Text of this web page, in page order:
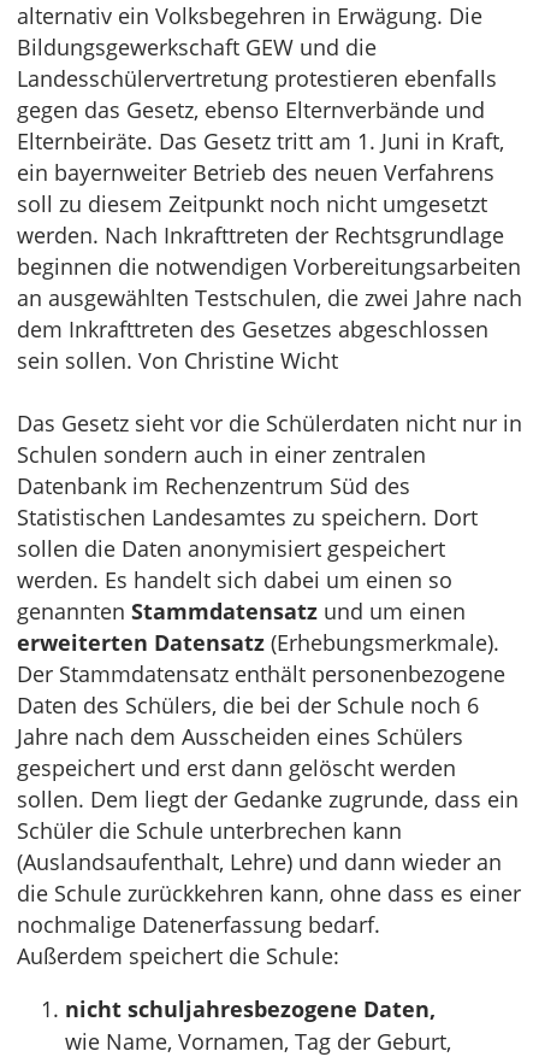
alternativ ein Volksbegehren in Erwägung. Die
Bildungsgewerkschaft GEW und die
Landesschülervertretung protestieren ebenfalls
gegen das Gesetz, ebenso Elternverbände und
Elternbeiräte. Das Gesetz tritt am 1. Juni in Kraft,
ein bayernweiter Betrieb des neuen Verfahrens
soll zu diesem Zeitpunkt noch nicht umgesetzt
werden. Nach Inkrafttreten der Rechtsgrundlage
beginnen die notwendigen Vorbereitungsarbeiten
an ausgewählten Testschulen, die zwei Jahre nach
dem Inkrafttreten des Gesetzes abgeschlossen
sein sollen. Von Christine Wicht
Das Gesetz sieht vor die Schülerdaten nicht nur in
Schulen sondern auch in einer zentralen
Datenbank im Rechenzentrum Süd des
Statistischen Landesamtes zu speichern. Dort
sollen die Daten anonymisiert gespeichert
werden. Es handelt sich dabei um einen so
genannten Stammdatensatz und um einen
erweiterten Datensatz (Erhebungsmerkmale).
Der Stammdatensatz enthält personenbezogene
Daten des Schülers, die bei der Schule noch 6
Jahre nach dem Ausscheiden eines Schülers
gespeichert und erst dann gelöscht werden
sollen. Dem liegt der Gedanke zugrunde, dass ein
Schüler die Schule unterbrechen kann
(Auslandsaufenthalt, Lehre) und dann wieder an
die Schule zurückkehren kann, ohne dass es einer
nochmalige Datenerfassung bedarf.
Außerdem speichert die Schule:
nicht schuljahresbezogene Daten,
wie Name, Vornamen, Tag der Geburt,